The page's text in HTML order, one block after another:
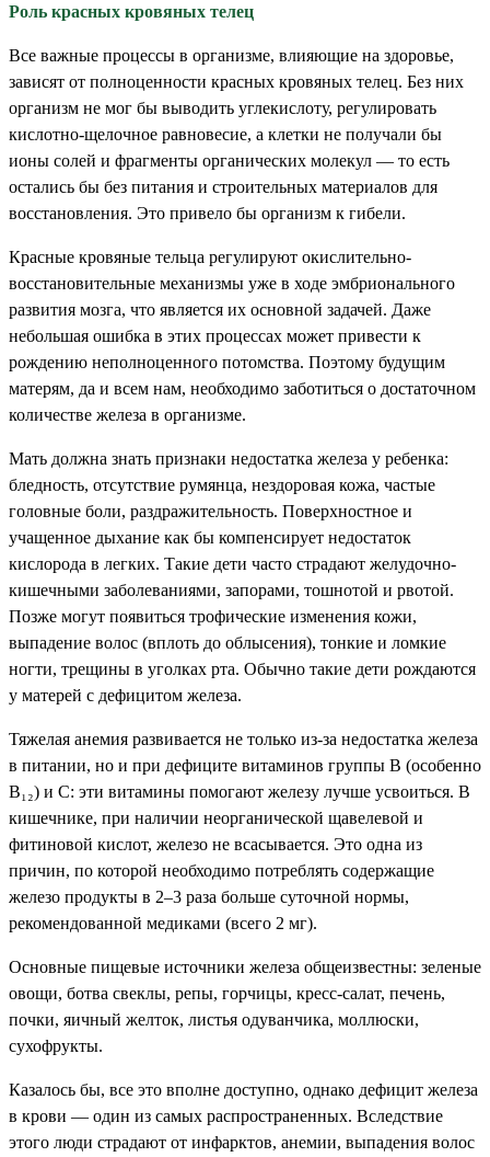
Роль красных кровяных телец
Все важные процессы в организме, влияющие на здоровье,
зависят от полноценности красных кровяных телец. Без них
организм не мог бы выводить углекислоту, регулировать
кислотно-щелочное равновесие, а клетки не получали бы
ионы солей и фрагменты органических молекул — то есть
остались бы без питания и строительных материалов для
восстановления. Это привело бы организм к гибели.
Красные кровяные тельца регулируют окислительно-
восстановительные механизмы уже в ходе эмбрионального
развития мозга, что является их основной задачей. Даже
небольшая ошибка в этих процессах может привести к
рождению неполноценного потомства. Поэтому будущим
матерям, да и всем нам, необходимо заботиться о достаточном
количестве железа в организме.
Мать должна знать признаки недостатка железа у ребенка:
бледность, отсутствие румянца, нездоровая кожа, частые
головные боли, раздражительность. Поверхностное и
учащенное дыхание как бы компенсирует недостаток
кислорода в легких. Такие дети часто страдают желудочно-
кишечными заболеваниями, запорами, тошнотой и рвотой.
Позже могут появиться трофические изменения кожи,
выпадение волос (вплоть до облысения), тонкие и ломкие
ногти, трещины в уголках рта. Обычно такие дети рождаются
у матерей с дефицитом железа.
Тяжелая анемия развивается не только из-за недостатка железа
в питании, но и при дефиците витаминов группы В (особенно
В₁₂) и С: эти витамины помогают железу лучше усвоиться. В
кишечнике, при наличии неорганической щавелевой и
фитиновой кислот, железо не всасывается. Это одна из
причин, по которой необходимо потреблять содержащие
железо продукты в 2–3 раза больше суточной нормы,
рекомендованной медиками (всего 2 мг).
Основные пищевые источники железа общеизвестны: зеленые
овощи, ботва свеклы, репы, горчицы, кресс-салат, печень,
почки, яичный желток, листья одуванчика, моллюски,
сухофрукты.
Казалось бы, все это вполне доступно, однако дефицит железа
в крови — один из самых распространенных. Вследствие
этого люди страдают от инфарктов, анемии, выпадения волос